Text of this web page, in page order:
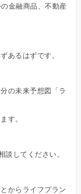
金融商品、不動産
あるはずです。
の未来予想図「ラ
す。
談してください。
からライフプラン